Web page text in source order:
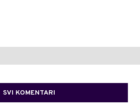
SVI KOMENTARI